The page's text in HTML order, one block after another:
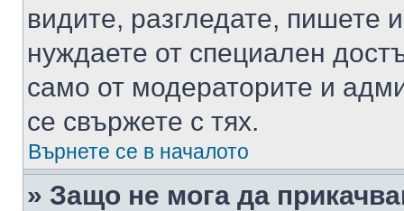
видите, разгледате, пишете
нуждаете от специален
само от модераторите и
се свържете с тях.
Върнете се в началото
» Защо не мога да